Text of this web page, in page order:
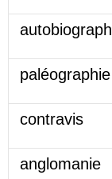
paléographie
contravis
anglomanie